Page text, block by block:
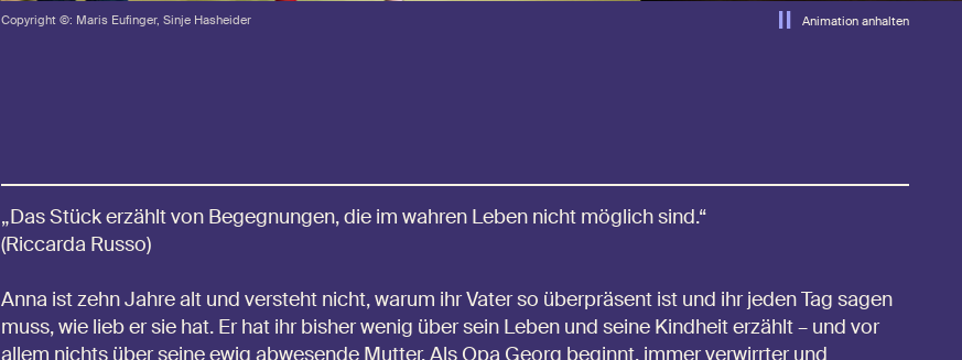
Copyright ©: Maris Eufinger, Sinje Hasheider Animation anhalten
„Das Stück erzählt von Begegnungen, die im wahren Leben nicht möglich sind.“
(Riccarda Russo)
Anna ist zehn Jahre alt und versteht nicht, warum ihr Vater so überpräsent ist und ihr jeden Tag sagen
muss, wie lieb er sie hat. Er hat ihr bisher wenig über sein Leben und seine Kindheit erzählt – und vor
allem nichts über seine ewig abwesende Mutter. Als Opa Georg beginnt, immer verwirrter und